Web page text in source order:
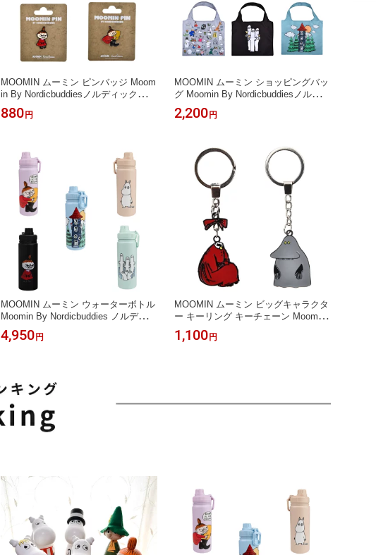
MOOMIN ムーミン ピンバッジ Moom
in By Nordicbuddiesノルディックバデ
ィズ ピンブローチ おしゃれ かわいい
北欧 プレゼント プチギフト 誕生日
880 円
MOOMIN ムーミン ショッピングバッ
グ Moomin By Nordicbuddiesノルディ
ックバディズ エコバッグ かわいい お
しゃれ 雑貨 北欧雑貨 プレゼント 誕
2,200 円
MOOMIN ムーミン ウォーターボトル
Moomin By Nordicbuddies ノルディッ
クバディズ 水筒 ステンレス製 保温ボ
トル ドリンクボトル 550ml 北欧 通勤
4,950 円
MOOMIN ムーミン ビッグキャラクタ
ー キーリング キーチェーン Moomin
By Nordicbuddies ノルディックバデ
ィズ キーホルダー 北欧 可愛い おし
1,100 円